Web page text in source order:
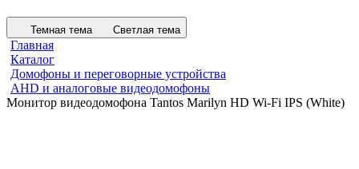
Темная тема Светлая тема
Главная
Каталог
Домофоны и переговорные устройства
AHD и аналоговые видеодомофоны
Монитор видеодомофона Tantos Marilyn HD Wi-Fi IPS (White)